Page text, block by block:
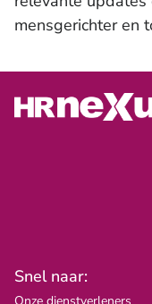
mensgerichter en
Snel naar: